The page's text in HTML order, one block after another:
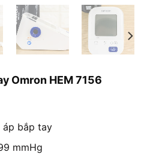
Omron HEM 7156
áp bắp tay
mmHg